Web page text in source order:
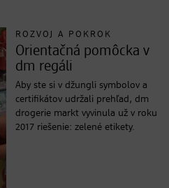
ROZVOJ A POKROK
Orientačná pomôcka v
dm regáli
Aby ste si v džungli symbolov a
certifikátov udržali prehľad, dm
drogerie markt vyvinula už v roku
2017 riešenie: zelené etikety.